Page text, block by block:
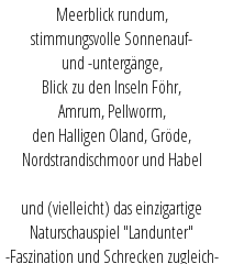
Meerblick rundum,
stimmungsvolle Sonnenauf-
und -untergänge,
Blick zu den Inseln Föhr,
Amrum, Pellworm,
den Halligen Oland, Gröde,
Nordstrandischmoor und Habel
und (vielleicht) das einzigartige
Naturschauspiel "Landunter"
-Faszination und Schrecken zugleich-